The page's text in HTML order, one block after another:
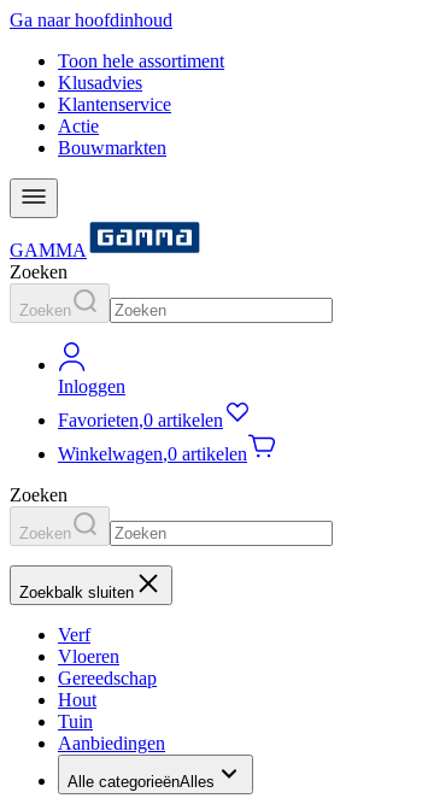
Ga naar hoofdinhoud
Toon hele assortiment
Klusadvies
Klantenservice
Actie
Bouwmarkten
GAMMA
Zoeken
Zoeken
Inloggen
Favorieten,0 artikelen
Winkelwagen,0 artikelen
Zoeken
Zoeken
Zoekbalk sluiten
Verf
Vloeren
Gereedschap
Hout
Tuin
Aanbiedingen
Alle categorieënAlles